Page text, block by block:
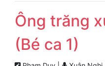
Ông trăng
(Bé ca 1)